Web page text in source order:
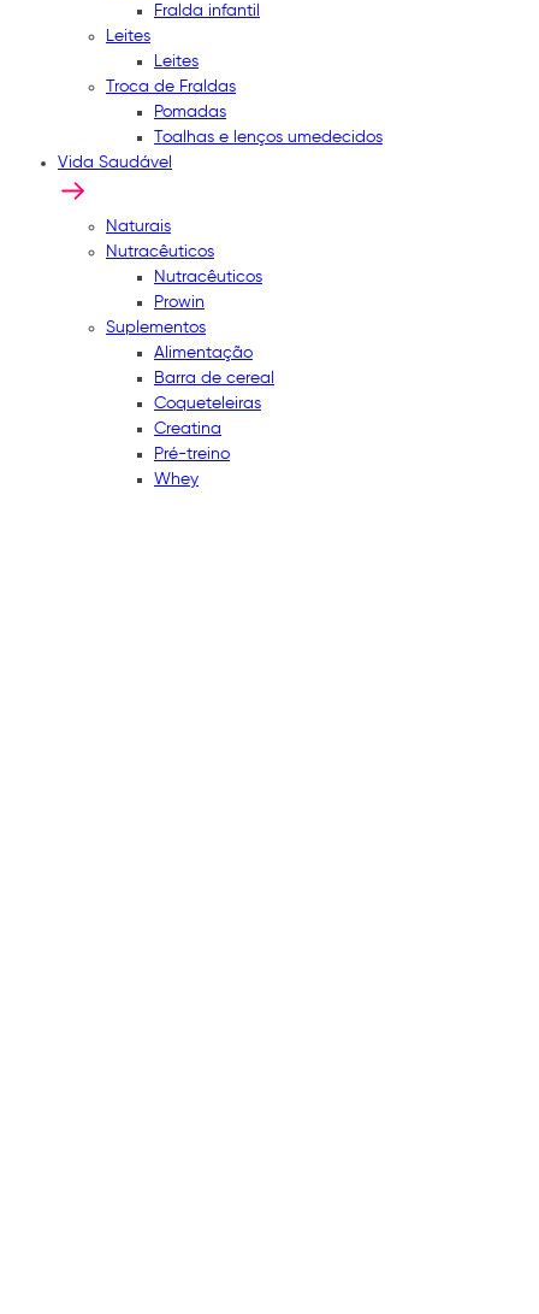
Fralda infantil
Leites
Leites
Troca de Fraldas
Pomadas
Toalhas e lenços umedecidos
Vida Saudável
Naturais
Nutracêuticos
Nutracêuticos
Prowin
Suplementos
Alimentação
Barra de cereal
Coqueteleiras
Creatina
Pré-treino
Whey